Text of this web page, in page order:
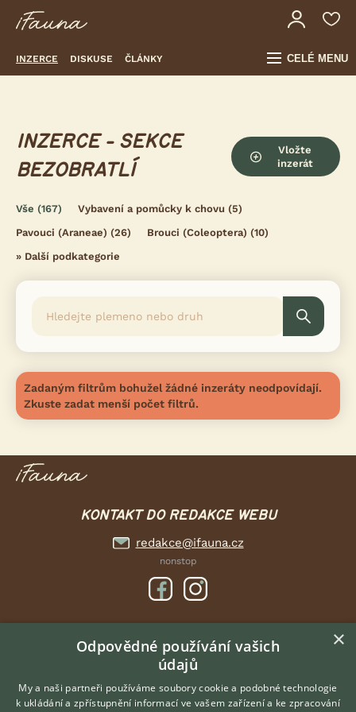
INZERCE DISKUSE ČLÁNKY CELÉ MENU
INZERCE - SEKCE
BEZOBRATLÍ
Vložte
inzerát
Vše (167) Vybavení a pomůcky k chovu (5)
Pavouci (Araneae) (26) Brouci (Coleoptera) (10)
» Další podkategorie
Zadaným filtrům bohužel žádné inzeráty neodpovídají.
Zkuste zadat menší počet filtrů.
KONTAKT DO REDAKCE WEBU
redakce@ifauna.cz
nonstop
DOMOVSKÁ STRÁNKA
INZERCE
DISKUSE
ČLÁNKY
×
Odpovědné používání vašich
údajů
My a naši partneři používáme soubory cookie a podobné technologie
k ukládání a zpřístupnění informací ve vašem zařízení a ke zpracování